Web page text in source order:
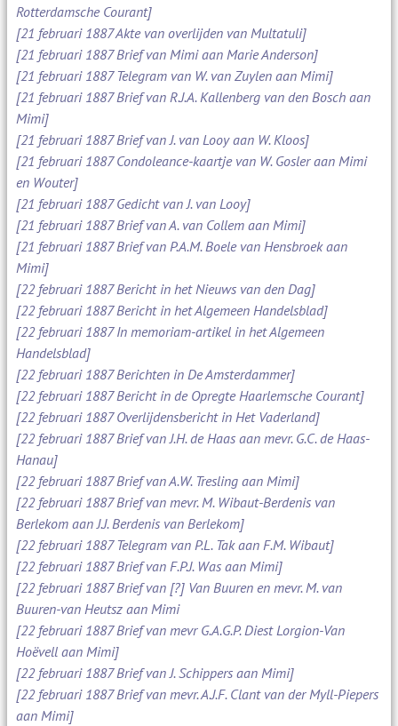
Rotterdamsche Courant]
[21 februari 1887 Akte van overlijden van Multatuli]
[21 februari 1887 Brief van Mimi aan Marie Anderson]
[21 februari 1887 Telegram van W. van Zuylen aan Mimi]
[21 februari 1887 Brief van R.J.A. Kallenberg van den Bosch aan
Mimi]
[21 februari 1887 Brief van J. van Looy aan W. Kloos]
[21 februari 1887 Condoleance-kaartje van W. Gosler aan Mimi
en Wouter]
[21 februari 1887 Gedicht van J. van Looy]
[21 februari 1887 Brief van A. van Collem aan Mimi]
[21 februari 1887 Brief van P.A.M. Boele van Hensbroek aan
Mimi]
[22 februari 1887 Bericht in het Nieuws van den Dag]
[22 februari 1887 Bericht in het Algemeen Handelsblad]
[22 februari 1887 In memoriam-artikel in het Algemeen
Handelsblad]
[22 februari 1887 Berichten in De Amsterdammer]
[22 februari 1887 Bericht in de Opregte Haarlemsche Courant]
[22 februari 1887 Overlijdensbericht in Het Vaderland]
[22 februari 1887 Brief van J.H. de Haas aan mevr. G.C. de Haas-
Hanau]
[22 februari 1887 Brief van A.W. Tresling aan Mimi]
[22 februari 1887 Brief van mevr. M. Wibaut-Berdenis van
Berlekom aan J.J. Berdenis van Berlekom]
[22 februari 1887 Telegram van P.L. Tak aan F.M. Wibaut]
[22 februari 1887 Brief van F.P.J. Was aan Mimi]
[22 februari 1887 Brief van [?] Van Buuren en mevr. M. van
Buuren-van Heutsz aan Mimi
[22 februari 1887 Brief van mevr G.A.G.P. Diest Lorgion-Van
Hoëvell aan Mimi]
[22 februari 1887 Brief van J. Schippers aan Mimi]
[22 februari 1887 Brief van mevr. A.J.F. Clant van der Myll-Piepers
aan Mimi]